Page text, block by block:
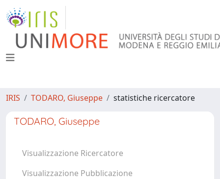
IRIS TODARO, Giuseppe statistiche ricercatore
TODARO, Giuseppe
Visualizzazione Ricercatore
Visualizzazione Pubblicazione